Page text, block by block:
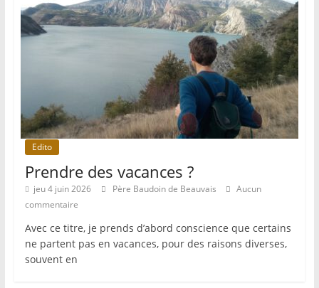
Edito
Prendre des vacances ?
jeu 4 juin 2026 Père Baudoin de Beauvais
Aucun
commentaire
Avec ce titre, je prends d’abord conscience que certains
ne partent pas en vacances, pour des raisons diverses,
souvent en